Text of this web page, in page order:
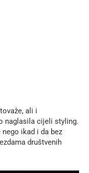
ali i
naglasila cijeli styling.
ikad i da bez
društvenih